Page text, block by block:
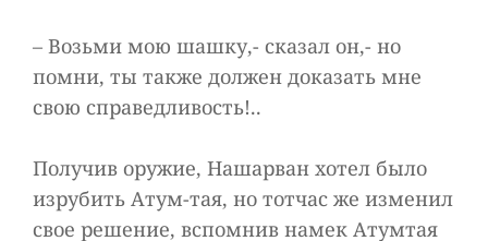
– Возьми мою шашку,- сказал он,- но
помни, ты также должен доказать мне
свою справедливость!..
Получив оружие, Нашарван хотел было
изрубить Атум-тая, но тотчас же изменил
свое решение, вспомнив намек Атумтая